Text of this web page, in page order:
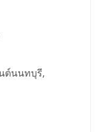
ต์นนทบุรี,